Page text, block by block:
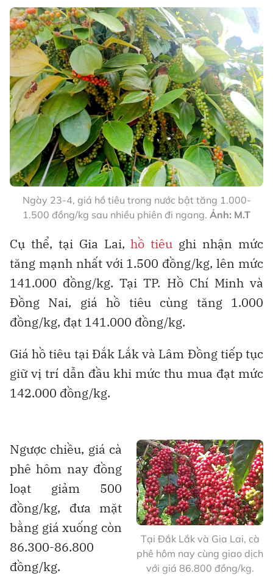
Ngày 23-4, giá hồ tiêu trong nước bật tăng 1.000-
1.500 đồng/kg sau nhiều phiên đi ngang. Ảnh: M.T
Cụ thể, tại Gia Lai,hồ tiêu ghi nhận mức
tăng mạnh nhất với 1.500 đồng/kg, lên mức
141.000 đồng/kg. Tại TP. Hồ Chí Minh và
Đồng Nai, giá hồ tiêu cùng tăng 1.000
đồng/kg, đạt 141.000 đồng/kg.
Giá hồ tiêu tại Đắk Lắk và Lâm Đồng tiếp tục
giữ vị trí dẫn đầu khi mức thu mua đạt mức
142.000 đồng/kg.
Tại Đắk Lắk và Gia Lai, cà
phê hôm nay cùng giao dịch
với giá 86.800 đồng/kg.
Ngược chiều, giá cà
phê hôm nay đồng
loạt giảm 500
đồng/kg, đưa mặt
bằng giá xuống còn
86.300-86.800
đồng/kg.